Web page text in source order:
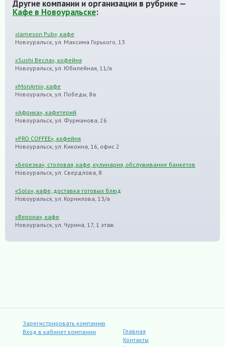
Другие компании и организации в рубрике —
Кафе в Новоуральске:
«Jameson Pub», кафе
Новоуральск, ул. Максима Горького, 13
«Sushi Весла», кофейня
Новоуральск, ул. Юбилейная, 11/а
«MonAmi», кафе
Новоуральск, ул. Победы, 8а
«Африка», кафетерий
Новоуральск, ул. Фурманова, 26
«PRO COFFEE», кофейня
Новоуральск, ул. Кикоина, 16, офис 2
«Березка», столовая, кафе, кулинария, обслуживание банкетов
Новоуральск, ул. Свердлова, 8
«Solo», кафе, доставка готовых блюд
Новоуральск, ул. Корнилова, 13/а
«Верона», кафе
Новоуральск, ул. Чурина, 17, 1 этаж
Зарегистрировать компанию
Вход в кабинет компании
Главная
Контакты